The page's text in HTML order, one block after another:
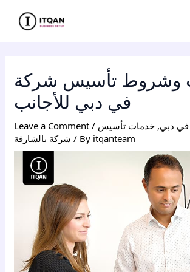
وشروط تأسيس شركة
في دبي للأجانب
Leave a Comment / دبي, خدمات تأسيس
شركة بالشارقة / By itqanteam
navigation